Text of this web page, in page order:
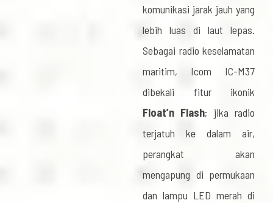
komunikasi jarak jauh yang
lebih luas di laut lepas.
Sebagai radio keselamatan
maritim, Icom IC-M37
dibekali fitur ikonik
Float’n Flash; jika radio
terjatuh ke dalam air,
perangkat akan
mengapung di permukaan
dan lampu LED merah di